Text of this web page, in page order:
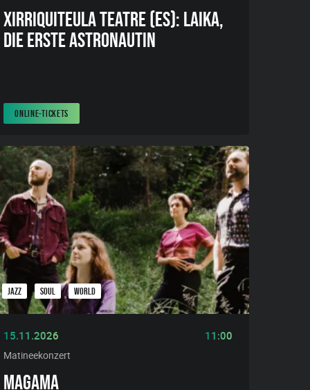
XIRRIQUITEULA TEATRE (ES): LAIKA,
DIE ERSTE ASTRONAUTIN
ONLINE-TICKETS
JAZZ SOUL WORLD
15.11.2026 11:00
Matineekonzert
MAGAMA